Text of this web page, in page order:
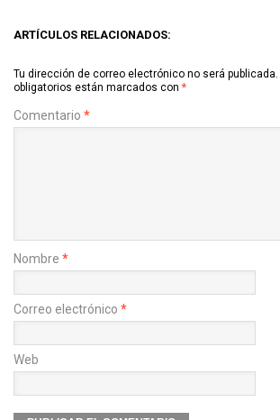
ARTÍCULOS RELACIONADOS:
Tu dirección de correo electrónico no será publicada.
obligatorios están marcados con *
Comentario *
Nombre *
Correo electrónico *
Web